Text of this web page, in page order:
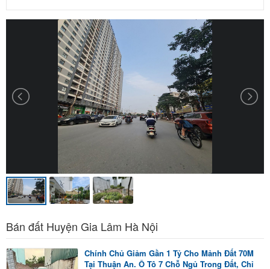
Bán đất Huyện Gia Lâm Hà Nội
Chính Chủ Giảm Gần 1 Tỷ Cho Mảnh Đất 70M
Tại Thuận An. Ô Tô 7 Chỗ Ngủ Trong Đất, Chỉ